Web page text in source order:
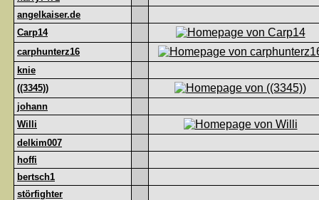
angelkaiser.de
Carp14
carphunterz16
knie
((3345))
johann
Willi
delkim007
hoffi
bertsch1
störfighter